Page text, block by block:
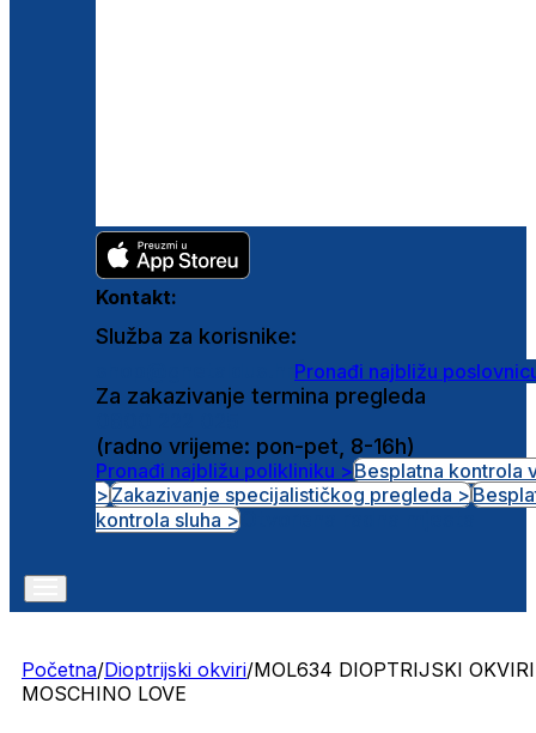
Kontakt:
Služba za korisnike:
Pronađi najbližu
Za zakazivanje termina pregleda
(radno vrijeme: pon-pet, 8-16h)
Pronađi najbližu polikliniku >Besplatna kontrola
>Zakazivanje specijalističkog pregleda >
kontrola sluha >
Početna/Dioptrijski okviri/MOL634 DIOPTRIJSKI OKVIRI
MOSCHINO LOVE